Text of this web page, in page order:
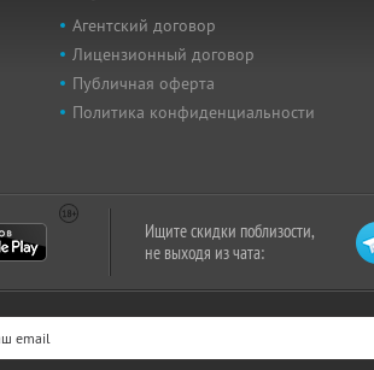
Агентский договор
Лицензионный договор
Публичная оферта
Политика конфиденциальности
Ищите скидки поблизости,
не выходя из чата: